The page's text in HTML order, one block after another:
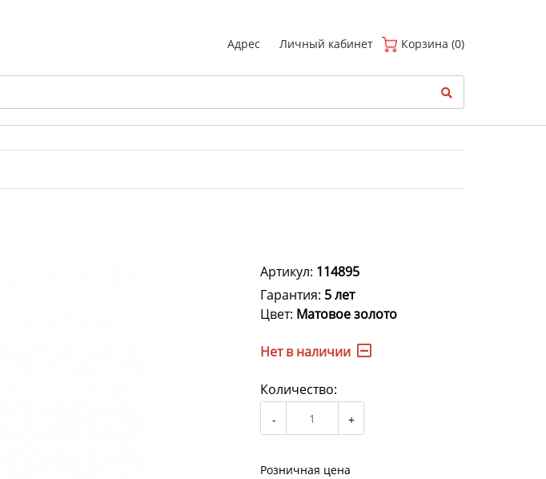
Адрес Личный кабинет Корзина (0)
Артикул: 114895
Гарантия: 5 лет
Цвет: Матовое золото
Нет в наличии
Количество:
Розничная цена